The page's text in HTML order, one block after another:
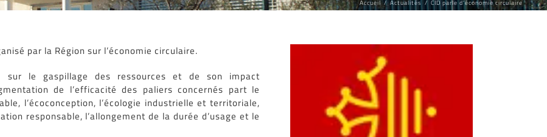
Accueil / Actualités / CID parle d’économie circulaire
par la Région sur l’économie circulaire.
le gaspillage des ressources et de son impact
de l’efficacité des paliers concernés part le
l’écoconception, l’écologie industrielle et territoriale,
responsable, l’allongement de la durée d’usage et le